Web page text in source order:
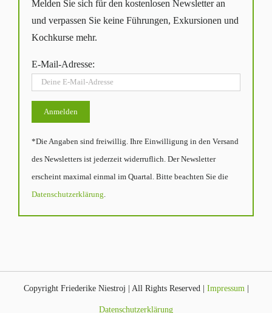
Melden Sie sich für den kostenlosen Newsletter an
und verpassen Sie keine Führungen, Exkursionen und
Kochkurse mehr.
E-Mail-Adresse:
*Die Angaben sind freiwillig. Ihre Einwilligung in den Versand
des Newsletters ist jederzeit widerruflich. Der Newsletter
erscheint maximal einmal im Quartal. Bitte beachten Sie die
Datenschutzerklärung
Copyright Friederike Niestroj | All Rights Reserved | Impressum
Datenschutzerklärung